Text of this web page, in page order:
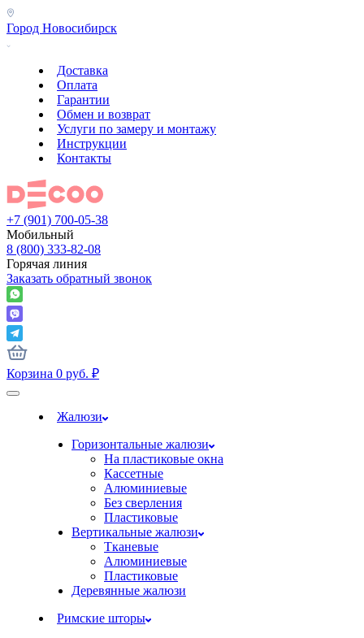
Город Новосибирск
Доставка
Оплата
Гарантии
Обмен и возврат
Услуги по замеру и монтажу
Инструкции
Контакты
+7 (901) 700-05-38
Мобильный
8 (800) 333-82-08
Горячая линия
Заказать обратный звонок
Корзина 0 руб. ₽
Жалюзи
Горизонтальные жалюзи
На пластиковые окна
Кассетные
Алюминиевые
Без сверления
Пластиковые
Вертикальные жалюзи
Тканевые
Алюминиевые
Пластиковые
Деревянные жалюзи
Римские шторы